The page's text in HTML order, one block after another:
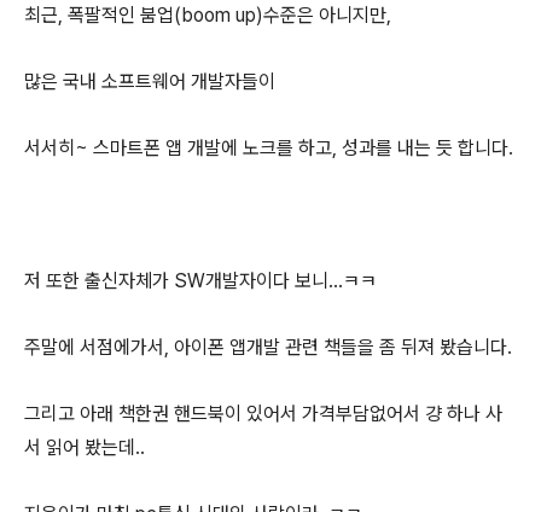
최근, 폭팔적인 붐업(boom up)수준은 아니지만,
많은 국내 소프트웨어 개발자들이
서서히~ 스마트폰 앱 개발에 노크를 하고, 성과를 내는 듯 합니다.
저 또한 출신자체가 SW개발자이다 보니...ㅋㅋ
주말에 서점에가서, 아이폰 앱개발 관련 책들을 좀 뒤져 봤습니다.
그리고 아래 책한권 핸드북이 있어서 가격부담없어서 걍 하나 사
서 읽어 봤는데..